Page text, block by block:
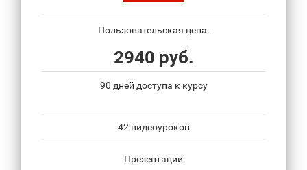
Пользовательская цена:
2940 руб.
90 дней доступа к курсу
42 видеоуроков
Презентации